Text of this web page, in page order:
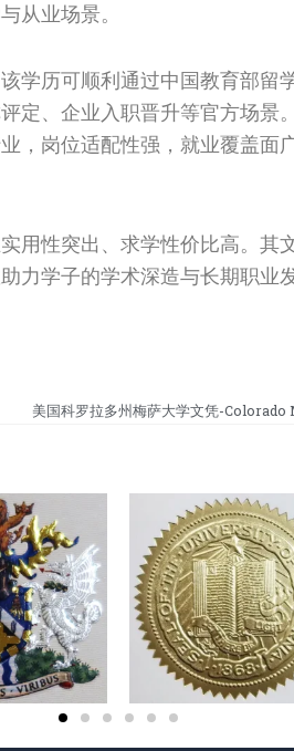
从业场景。
学历可顺利通过中国教育部留
定、企业入职晋升等官方场景
，岗位适配性强，就业覆盖面
性突出、求学性价比高。其
力学子的学术深造与长期职业发
美国科罗拉多州梅萨大学文凭-